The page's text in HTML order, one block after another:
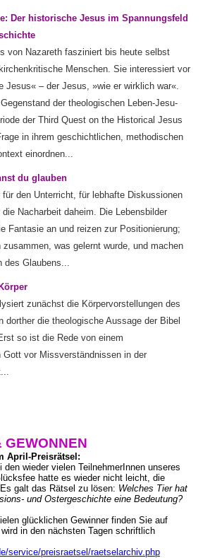
Der historische Jesus im Spannungsfeld
von Nazareth fasziniert bis heute selbst
Menschen. Sie interessiert vor
Jesus« – der Jesus, »wie er wirklich war«.
der theologischen Leben-Jesu-
der Third Quest on the Historical Jesus
in ihrem geschichtlichen, methodischen
einordnen...
du glauben
den Unterricht, für lebhafte Diskussionen
Nacharbeit daheim. Die Lebensbilder
Fantasie an und reizen zur Positionierung;
was gelernt wurde, und machen
des Glaubens...
zunächst die Körpervorstellungen des
dorther die theologische Aussage der Bibel
so ist die Rede von einem
Gott vor Missverständnissen in der
GEWONNEN
April-Preisrätsel:
den wieder vielen TeilnehmerInnen unseres
hatte es wieder nicht leicht, die
galt das Rätsel zu lösen: Welches Tier hat
und Ostergeschichte eine Bedeutung?
glücklichen Gewinner finden Sie auf
in den nächsten Tagen schriftlich
service/preisraetsel/raetselarchiv.php